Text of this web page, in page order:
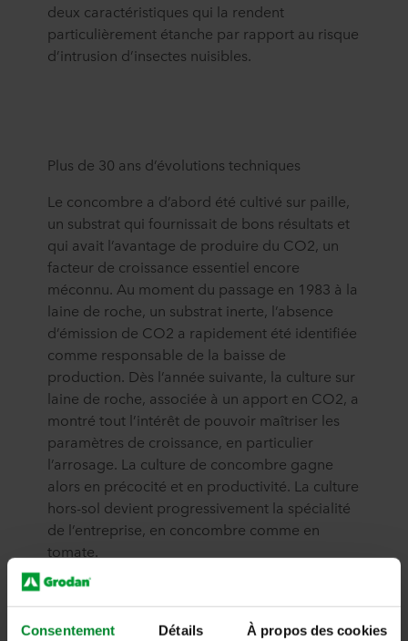
Consentement Détails À propos des cookies
deux caractéristiques qui la rendent
particulièrement étanche par rapport au risque
d’intrusion d’insectes nuisibles.
Plus de 30 ans d’évolutions techniques
Le concombre a d’abord été cultivé sur paille,
un substrat qui fournissait de bons résultats et
qui avait l’avantage de produire du CO2, un
facteur de croissance essentiel encore
méconnu. Au moment du passage en 1983 à la
laine de roche, un substrat inerte, l’absence
d’émission de CO2 a rapidement été identifiée
comme responsable de la baisse de
production. Dès l’année suivante, la culture sur
laine de roche, associée à un apport en CO2, a
montré tout l’intérêt de pouvoir maîtriser les
paramètres de croissance, en particulier
l’arrosage. La culture de concombre gagne
alors en précocité et en productivité. La culture
hors-sol devient progressivement la spécialité
de l’entreprise, en concombre comme en
tomate.
Le groupe Olivier a toujours été fidèle aux
substrats en laine de roche Grodan dont les
évolutions techniques sont étroitement liées à